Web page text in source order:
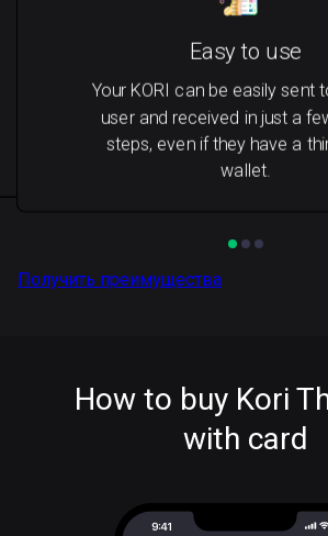
Easy to use
Your KORI can be easily sent
user and received in just a
steps, even if they have a
wallet.
Получить преимущества
How to buy Kori
with card